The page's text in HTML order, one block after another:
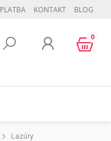
PLATBA KONTAKT BLOG
0
Lazúry